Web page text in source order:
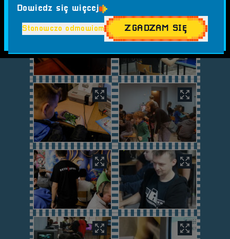
Dowiedz się więcej
Stanowczo odmawiam ZGADZAM SIĘ